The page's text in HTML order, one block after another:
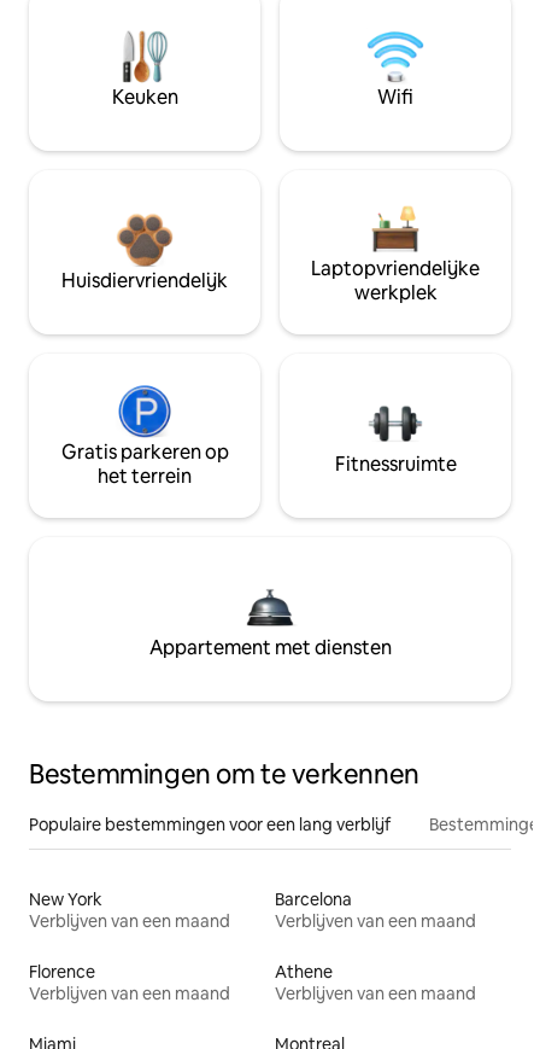
Keuken Wifi
Huisdiervriendelijk
Laptopvriendelijke
werkplek
Gratis parkeren op
het terrein
Fitnessruimte
Appartement met diensten
Bestemmingen om te verkennen
Populaire bestemmingen voor een lang verblijf
New York
Verblijven van een maand
Barcelona
Verblijven van een maand
Florence
Verblijven van een maand
Athene
Verblijven van een maand
Miami Montreal